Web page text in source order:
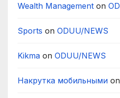
Wealth Management on
Sports on ODUU/NEWS
Kikma on ODUU/NEWS
Накрутка мобильными on